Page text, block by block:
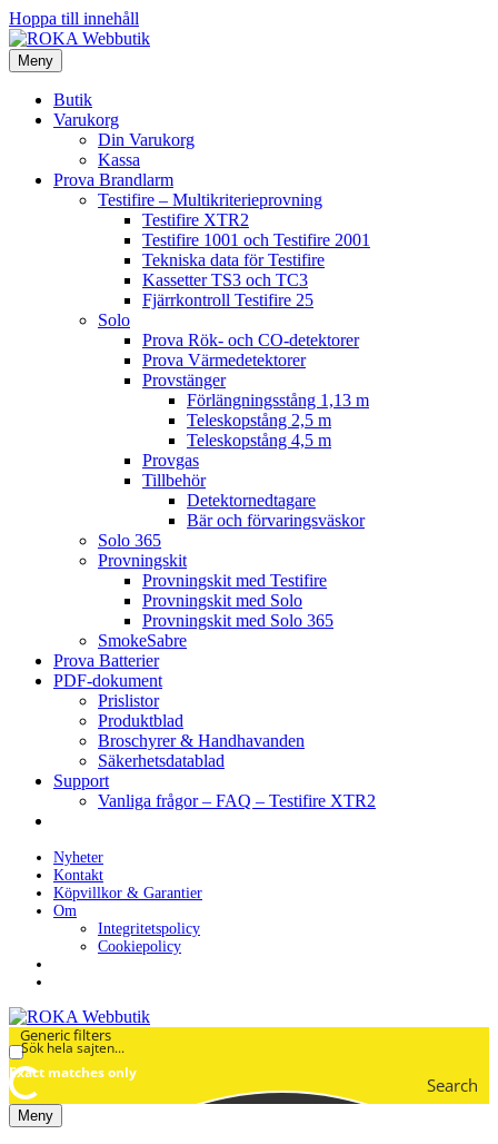
Hoppa till innehåll
Meny
Butik
Varukorg
Din Varukorg
Kassa
Prova Brandlarm
Testifire – Multikriterieprovning
Testifire XTR2
Testifire 1001 och Testifire 2001
Tekniska data för Testifire
Kassetter TS3 och TC3
Fjärrkontroll Testifire 25
Solo
Prova Rök- och CO-detektorer
Prova Värmedetektorer
Provstänger
Förlängningsstång 1,13 m
Teleskopstång 2,5 m
Teleskopstång 4,5 m
Provgas
Tillbehör
Detektornedtagare
Bär och förvaringsväskor
Solo 365
Provningskit
Provningskit med Testifire
Provningskit med Solo
Provningskit med Solo 365
SmokeSabre
Prova Batterier
PDF-dokument
Prislistor
Produktblad
Broschyrer & Handhavanden
Säkerhetsdatablad
Support
Vanliga frågor – FAQ – Testifire XTR2
Nyheter
Kontakt
Köpvillkor & Garantier
Om
Integritetspolicy
Cookiepolicy
Search
Generic filters
Exact matches only
Meny